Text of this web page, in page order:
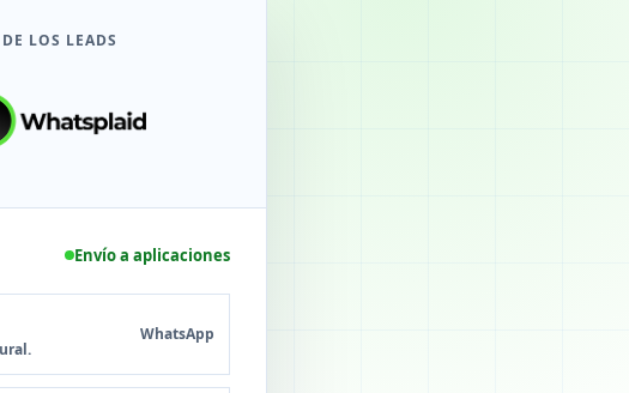
LOS LEADS
Envío a aplicaciones
WhatsApp